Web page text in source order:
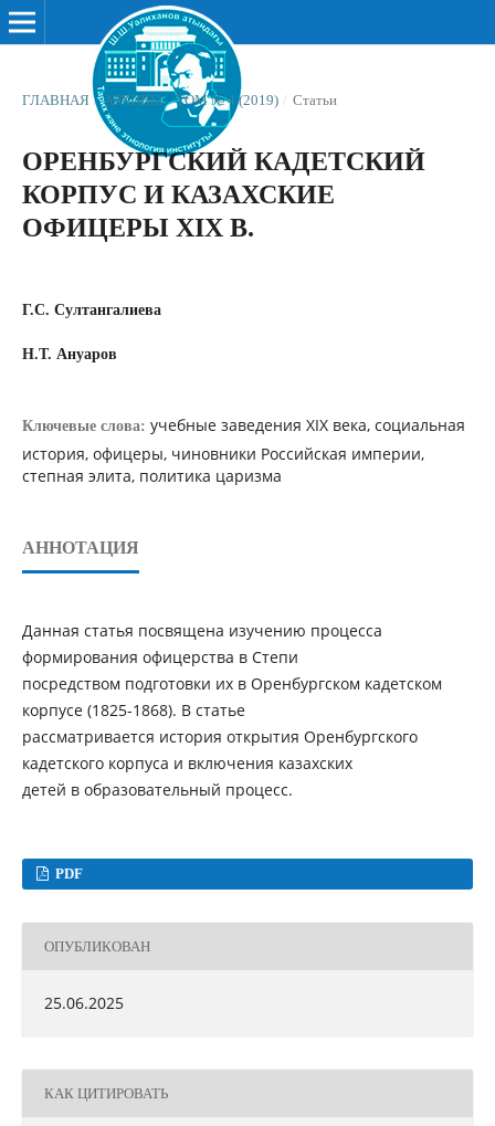
ГЛАВНАЯ / АРХИВЫ / ТОМ № 4 (2019) / Статьи
ОРЕНБУРГСКИЙ КАДЕТСКИЙ
КОРПУС И КАЗАХСКИЕ
ОФИЦЕРЫ XIX В.
Г.С. Султангалиева
Н.Т. Ануаров
Ключевые слова: учебные заведения XIX века, социальная
история, офицеры, чиновники Российская империи,
степная элита, политика царизма
АННОТАЦИЯ
Данная статья посвящена изучению процесса
формирования офицерства в Степи
посредством подготовки их в Оренбургском кадетском
корпусе (1825-1868). В статье
рассматривается история открытия Оренбургского
кадетского корпуса и включения казахских
детей в образовательный процесс.
PDF
ОПУБЛИКОВАН
25.06.2025
КАК ЦИТИРОВАТЬ